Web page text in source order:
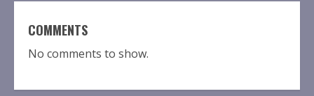
COMMENTS
No comments to show.